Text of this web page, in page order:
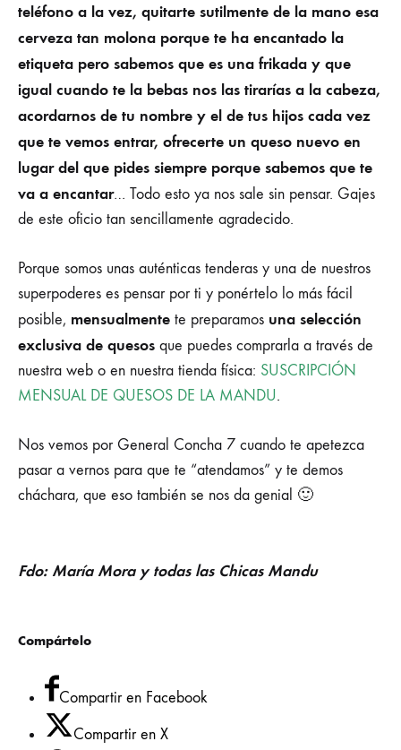
teléfono a la vez, quitarte sutilmente de la mano esa
cerveza tan molona porque te ha encantado la
etiqueta pero sabemos que es una frikada y que
igual cuando te la bebas nos las tirarías a la cabeza,
acordarnos de tu nombre y el de tus hijos cada vez
que te vemos entrar, ofrecerte un queso nuevo en
lugar del que pides siempre porque sabemos que te
va a encantar… Todo esto ya nos sale sin pensar. Gajes
de este oficio tan sencillamente agradecido.
Porque somos unas auténticas tenderas y una de nuestros
superpoderes es pensar por ti y ponértelo lo más fácil
posible, mensualmente te preparamos una selección
exclusiva de quesos que puedes comprarla a través de
nuestra web o en nuestra tienda física: SUSCRIPCIÓN
MENSUAL DE QUESOS DE LA MANDU.
Nos vemos por General Concha 7 cuando te apetezca
pasar a vernos para que te “atendamos” y te demos
cháchara, que eso también se nos da genial 🙂
Fdo: María Mora y todas las Chicas Mandu
Compártelo
Compartir en Facebook
Compartir en X